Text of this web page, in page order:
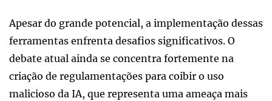
Apesar do grande potencial, a implementação dessas
ferramentas enfrenta desafios significativos. O
debate atual ainda se concentra fortemente na
criação de regulamentações para coibir o uso
malicioso da IA, que representa uma ameaça mais